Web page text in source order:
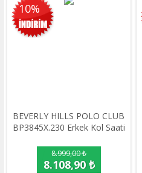
10%
BEVERLY HILLS POLO CLUB
BP3845X.230 Erkek Kol Saati
8.999,00 ₺
8.108,90 ₺